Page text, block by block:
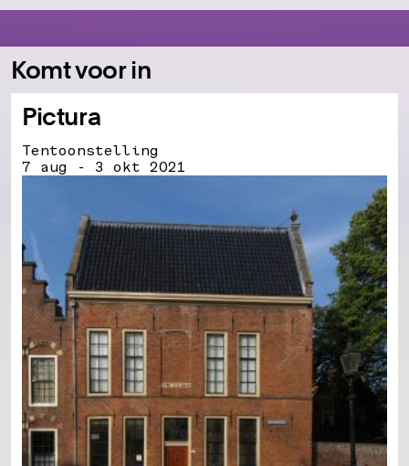
Komt voor in
Pictura
Tentoonstelling
7 aug - 3 okt 2021